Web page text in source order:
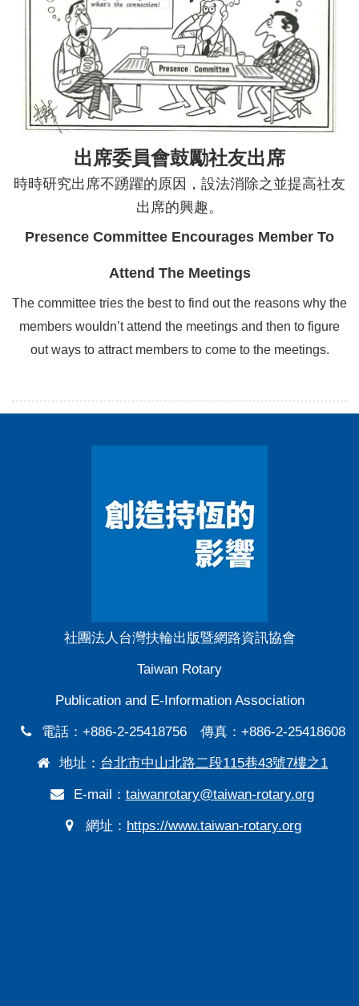
無國界的關懷
煥然一新！ 3482地區扶輪社公共形象進化的行動計畫
螞蟻雄兵 千軍淨灘
三、扶輪作品
扶輪武功祕笈──幽默與歡笑
美加邊境的5020地區是如何操作 RFE扶輪友誼交換的？
寰宇之趣
我的鄉愁──臺島史詩歷史畫
秋意望月攬知心
雛燕返巢
各社活動輯要
編輯後記
出席委員會鼓勵社友出席
時時研究出席不踴躍的原因，設法消除之並提高社友
出席的興趣。
Presence Committee Encourages Member To
Attend The Meetings
The committee tries the best to find out the reasons why the
members wouldn’t attend the meetings and then to figure
out ways to attract members to come to the meetings.
社團法人台灣扶輪出版暨網路資訊協會
Taiwan Rotary
Publication and E-Information Association
電話：+886-2-25418756 傳真：+886-2-25418608
地址： 台北市中山北路二段115巷43號7樓之1
E-mail： taiwanrotary@taiwan-rotary.org
網址： https://www.taiwan-rotary.org